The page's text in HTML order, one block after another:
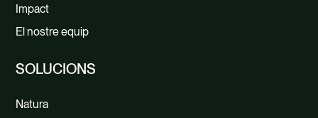
Impact
El nostre equip
SOLUCIONS
Natura